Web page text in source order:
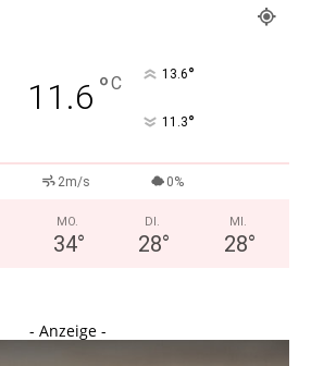
11.6 °C 13.6°
11.3°
2m/s 0%
MO.
34°
DI.
28°
MI.
28°
- Anzeige -